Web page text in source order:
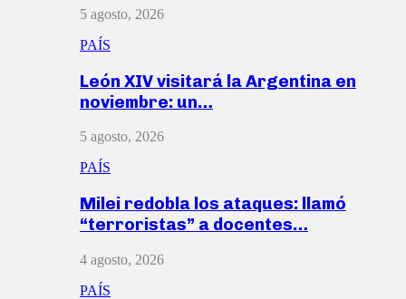
5 agosto, 2026
PAÍS
León XIV visitará la Argentina en
noviembre: un…
5 agosto, 2026
PAÍS
Milei redobla los ataques: llamó
“terroristas” a docentes…
4 agosto, 2026
PAÍS